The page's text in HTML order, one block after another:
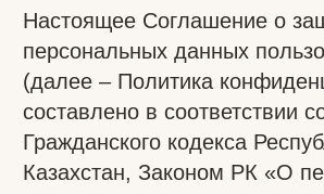
Гражданского кодекса Республики
Казахстан, Законом РК «О персональных
данных и их защите», Законом РК «Об
информатизации» и определяет порядок
обработки и защиты персональной
информации, которая может быть
получена ТОО «АЙСИKZ» при
использовании Пользователем услуг,
предоставляемых посредством сервисов,